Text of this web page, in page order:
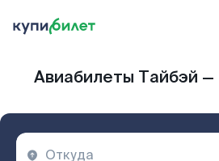
Авиабилеты Тайбэй —